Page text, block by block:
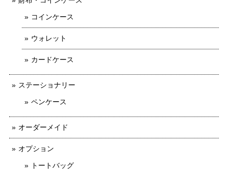
コインケース
ウォレット
カードケース
ステーショナリー
ペンケース
オーダーメイド
オプション
トートバッグ